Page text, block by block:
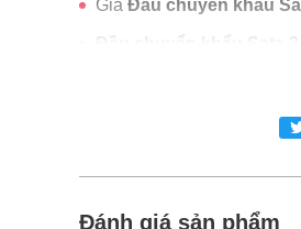
Giá Đầu chuyển khẩu
Bao 1 đổi 1 trong 24 giờ
Đánh giá sản phẩm